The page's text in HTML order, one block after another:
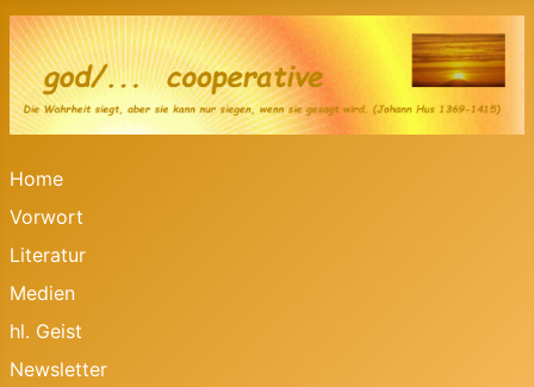
Home
Vorwort
Literatur
Medien
hl. Geist
Newsletter